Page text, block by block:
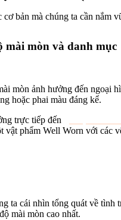
bản mà chúng ta cần nắm
mài mòn và danh mục
mòn ảnh hưởng đến ngoại
hoặc phai màu đáng kể.
trực tiếp đến
vật phẩm Well Worn với các
ta cái nhìn tổng quát về
mài mòn cao nhất.